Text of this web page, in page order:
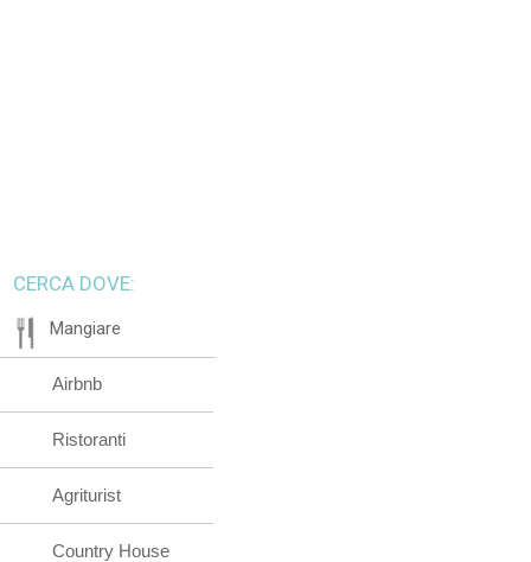
CERCA DOVE:
Mangiare
Airbnb
Ristoranti
Agriturist
Country House